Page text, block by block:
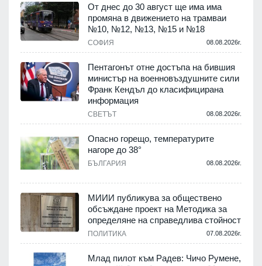
От днес до 30 август ще има има
промяна в движението на трамваи
№10, №12, №13, №15 и №18
СОФИЯ 08.08.2026г.
Пентагонът отне достъпа на бившия
министър на военновъздушните сили
Франк Кендъл до класифицирана
информация
СВЕТЪТ 08.08.2026г.
Опасно горещо, температурите
нагоре до 38°
БЪЛГАРИЯ 08.08.2026г.
МИИИ публикува за обществено
обсъждане проект на Методика за
определяне на справедлива стойност
ПОЛИТИКА 07.08.2026г.
Млад пилот към Радев: Чичо Румене,